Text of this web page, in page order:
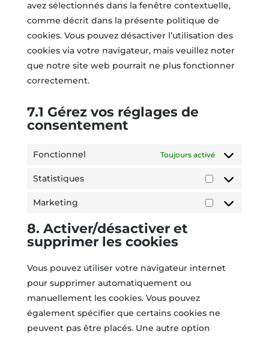
avez sélectionnés dans la fenêtre contextuelle,
comme décrit dans la présente politique de
cookies. Vous pouvez désactiver l’utilisation des
cookies via votre navigateur, mais veuillez noter
que notre site web pourrait ne plus fonctionner
correctement.
7.1 Gérez vos réglages de
consentement
Fonctionnel Toujours activé
Statistiques
Statistiques
Marketing
Marketing
8. Activer/désactiver et
supprimer les cookies
Vous pouvez utiliser votre navigateur internet
pour supprimer automatiquement ou
manuellement les cookies. Vous pouvez
également spécifier que certains cookies ne
peuvent pas être placés. Une autre option